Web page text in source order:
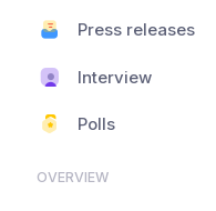
Press releases
Interview
Polls
OVERVIEW